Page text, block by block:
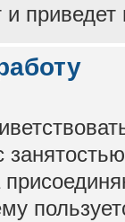
приведет